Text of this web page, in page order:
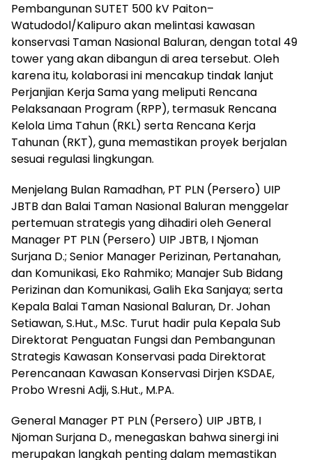
Pembangunan SUTET 500 kV Paiton–
Watudodol/Kalipuro akan melintasi kawasan
konservasi Taman Nasional Baluran, dengan total 49
tower yang akan dibangun di area tersebut. Oleh
karena itu, kolaborasi ini mencakup tindak lanjut
Perjanjian Kerja Sama yang meliputi Rencana
Pelaksanaan Program (RPP), termasuk Rencana
Kelola Lima Tahun (RKL) serta Rencana Kerja
Tahunan (RKT), guna memastikan proyek berjalan
sesuai regulasi lingkungan.
Menjelang Bulan Ramadhan, PT PLN (Persero) UIP
JBTB dan Balai Taman Nasional Baluran menggelar
pertemuan strategis yang dihadiri oleh General
Manager PT PLN (Persero) UIP JBTB, I Njoman
Surjana D.; Senior Manager Perizinan, Pertanahan,
dan Komunikasi, Eko Rahmiko; Manajer Sub Bidang
Perizinan dan Komunikasi, Galih Eka Sanjaya; serta
Kepala Balai Taman Nasional Baluran, Dr. Johan
Setiawan, S.Hut., M.Sc. Turut hadir pula Kepala Sub
Direktorat Penguatan Fungsi dan Pembangunan
Strategis Kawasan Konservasi pada Direktorat
Perencanaan Kawasan Konservasi Dirjen KSDAE,
Probo Wresni Adji, S.Hut., M.PA.
General Manager PT PLN (Persero) UIP JBTB, I
Njoman Surjana D., menegaskan bahwa sinergi ini
merupakan langkah penting dalam memastikan